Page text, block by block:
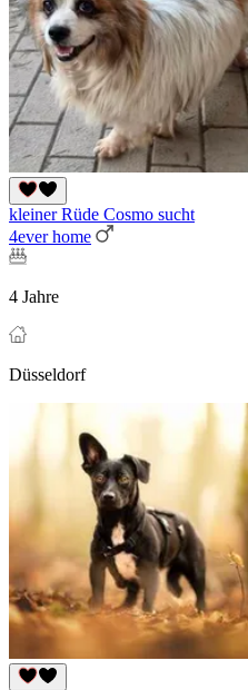
kleiner Rüde Cosmo sucht
4ever home
4 Jahre
Düsseldorf